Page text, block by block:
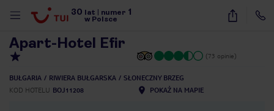
30 lat numer 1
w Polsce
23
Apart-Hotel Efir
(73 opinie)
BUŁGARIA RIWIERA BUŁGARSKA
SŁONECZNY BRZEG
KOD HOTELU BOJ11208 POKAŻ NA MAPIE